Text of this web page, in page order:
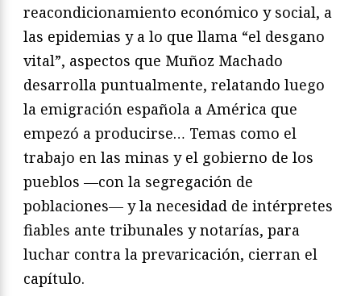
reacondicionamiento económico y social, a
las epidemias y a lo que llama “el desgano
vital”, aspectos que Muñoz Machado
desarrolla puntualmente, relatando luego
la emigración española a América que
empezó a producirse… Temas como el
trabajo en las minas y el gobierno de los
pueblos —con la segregación de
poblaciones— y la necesidad de intérpretes
fiables ante tribunales y notarías, para
luchar contra la prevaricación, cierran el
capítulo.